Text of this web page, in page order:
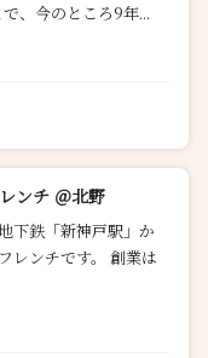
、今のところ9年...
ンチ ＠北野
です。 創業は